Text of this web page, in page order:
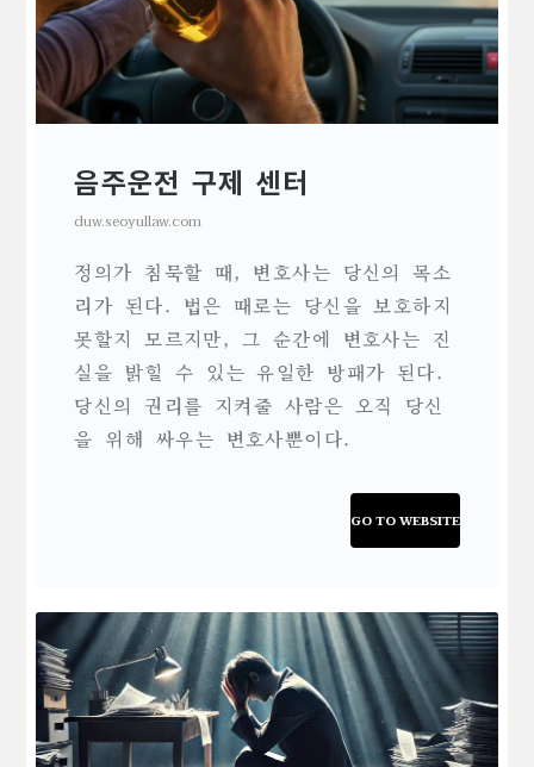
음주운전 구제 센터
duw.seoyullaw.com
정의가 침묵할 때, 변호사는 당신의 목소
리가 된다. 법은 때로는 당신을 보호하지
못할지 모르지만, 그 순간에 변호사는 진
실을 밝힐 수 있는 유일한 방패가 된다.
당신의 권리를 지켜줄 사람은 오직 당신
을 위해 싸우는 변호사뿐이다.
GO TO WEBSITE